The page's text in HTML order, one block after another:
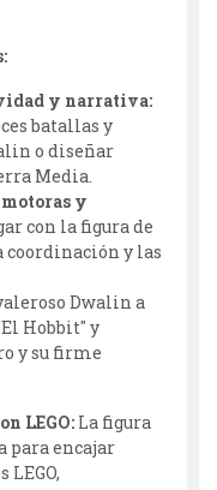
y narrativa:
batallas y
o diseñar
Media.
y
con la figura de
coordinación y las
Dwalin a
Hobbit" y
y su firme
LEGO: La figura
para encajar